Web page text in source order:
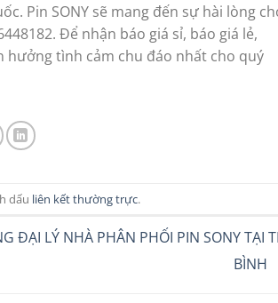
Pin SONY sẽ mang đến sự hài lòng
Để nhận báo giá sỉ, báo giá lẻ,
hưởng tình cảm chu đáo nhất cho quý
dấu liên kết thường trực.
ĐẠI LÝ NHÀ PHÂN PHỐI PIN SONY TẠI
BÌNH